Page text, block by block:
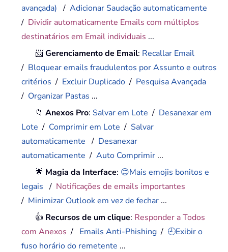
avançada) /Adicionar Saudação automaticamente
/ Dividir automaticamente Emails com múltiplos
destinatários em Email individuais ...
📨Gerenciamento de Email: Recallar Email
/ Bloquear emails fraudulentos por Assunto e outros
critérios / Excluir Duplicado / Pesquisa Avançada
/ Organizar Pastas ...
📁Anexos Pro: Salvar em Lote / Desanexar em
Lote / Comprimir em Lote / Salvar
automaticamente / Desanexar
automaticamente /Auto Comprimir ...
🌟 Magia da Interface: 😊Mais emojis bonitos e
legais / Notificações de emails importantes
/ Minimizar Outlook em vez de fechar ...
👍 Recursos de um clique: Responder a Todos
com Anexos / Emails Anti-Phishing / 🕘Exibir o
fuso horário do remetente ...